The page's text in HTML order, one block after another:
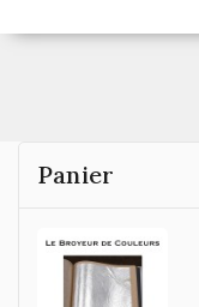
Panier